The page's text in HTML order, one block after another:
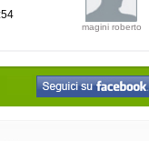
magini roberto